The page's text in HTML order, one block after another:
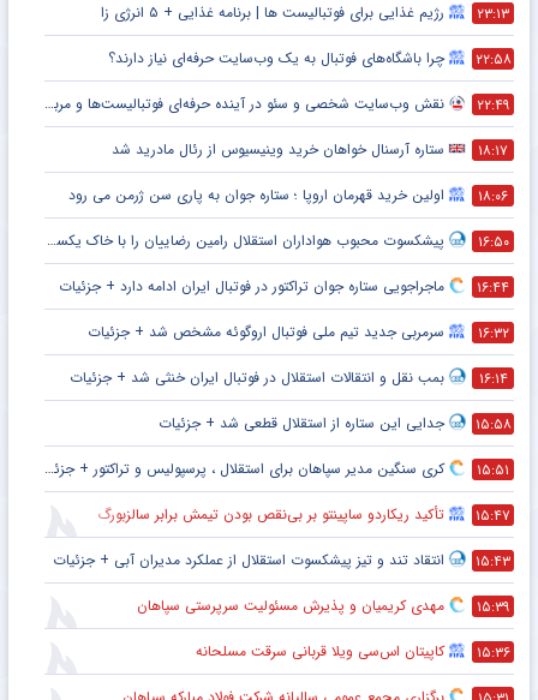
۲۳:۱۳ رژیم غذایی برای فوتبالیست ها | برنامه غذایی + ۵ انرژی زا
۲۲:۵۸ چرا باشگاه‌های فوتبال به یک وب‌سایت حرفه‌ای نیاز دارند؟
۲۲:۴۹ نقش وب‌سایت شخصی و سئو در آینده حرفه‌ای فوتبالیست‌ها و مربیان
۱۸:۱۷ ستاره آرسنال خواهان خرید وینیسیوس از رئال مادرید شد
۱۸:۰۶ اولین خرید قهرمان اروپا ؛ ستاره جوان به پاری سن ژرمن می رود
۱۶:۵۰ پیشکسوت محبوب هواداران استقلال رامین رضاییان را با خاک یکسان کرد + جزئیات
۱۶:۴۴ ماجراجویی ستاره جوان تراکتور در فوتبال ایران ادامه دارد + جزئیات
۱۶:۳۲ سرمربی جدید تیم ملی فوتبال اروگوئه مشخص شد + جزئیات
۱۶:۱۴ بمب نقل و انتقالات استقلال در فوتبال ایران خنثی شد + جزئیات
۱۵:۵۸ جدایی این ستاره از استقلال قطعی شد + جزئیات
۱۵:۵۱ کری سنگین مدیر سپاهان برای استقلال ، پرسپولیس و تراکتور + جزئیات
۱۵:۴۷ تأکید ریکاردو ساپینتو بر بی‌نقص بودن تیمش برابر سالزبورگ
۱۵:۴۳ انتقاد تند و تیز پیشکسوت استقلال از عملکرد مدیران آبی + جزئیات
۱۵:۳۹ مهدی کریمیان و پذیرش مسئولیت سرپرستی سپاهان
۱۵:۳۶ کاپیتان اس‌سی ویلا قربانی سرقت مسلحانه